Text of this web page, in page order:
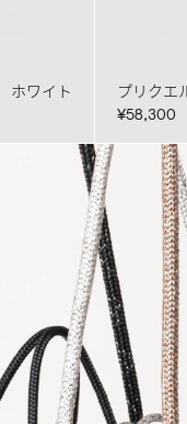
ワイト
プリク
¥58,300